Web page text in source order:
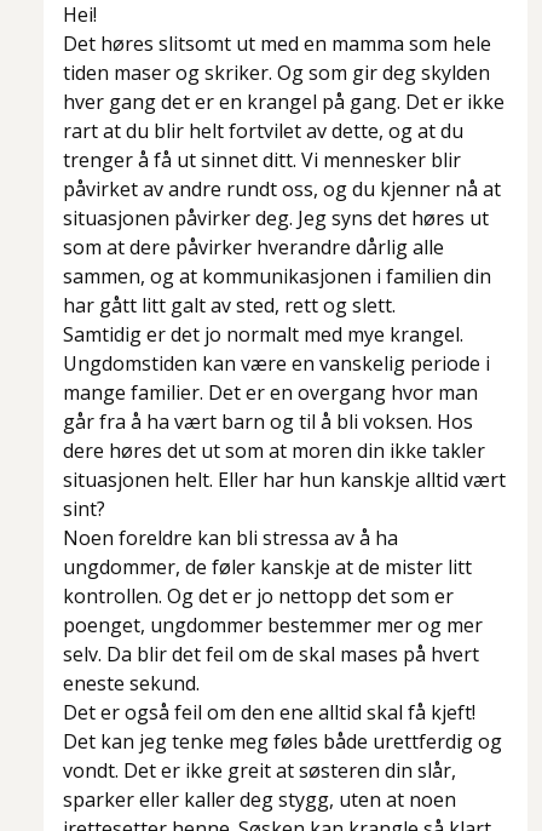
Hei!
Det høres slitsomt ut med en mamma som hele
tiden maser og skriker. Og som gir deg skylden
hver gang det er en krangel på gang. Det er ikke
rart at du blir helt fortvilet av dette, og at du
trenger å få ut sinnet ditt. Vi mennesker blir
påvirket av andre rundt oss, og du kjenner nå at
situasjonen påvirker deg. Jeg syns det høres ut
som at dere påvirker hverandre dårlig alle
sammen, og at kommunikasjonen i familien din
har gått litt galt av sted, rett og slett.
Samtidig er det jo normalt med mye krangel.
Ungdomstiden kan være en vanskelig periode i
mange familier. Det er en overgang hvor man
går fra å ha vært barn og til å bli voksen. Hos
dere høres det ut som at moren din ikke takler
situasjonen helt. Eller har hun kanskje alltid vært
sint?
Noen foreldre kan bli stressa av å ha
ungdommer, de føler kanskje at de mister litt
kontrollen. Og det er jo nettopp det som er
poenget, ungdommer bestemmer mer og mer
selv. Da blir det feil om de skal mases på hvert
eneste sekund.
Det er også feil om den ene alltid skal få kjeft!
Det kan jeg tenke meg føles både urettferdig og
vondt. Det er ikke greit at søsteren din slår,
sparker eller kaller deg stygg, uten at noen